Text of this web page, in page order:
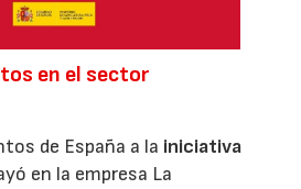
en el sector
de España a la iniciativa
en la empresa La